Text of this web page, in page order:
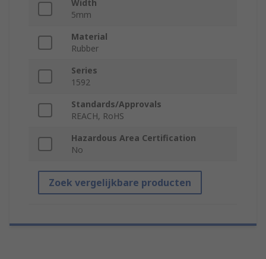
Width
5mm
Material
Rubber
Series
1592
Standards/Approvals
REACH, RoHS
Hazardous Area Certification
No
Zoek vergelijkbare producten